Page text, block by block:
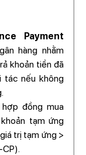
Payment
hàng nhằm
khoản tiền đã
tác nếu không
đồng mua
tạm ứng
trị tạm ứng >